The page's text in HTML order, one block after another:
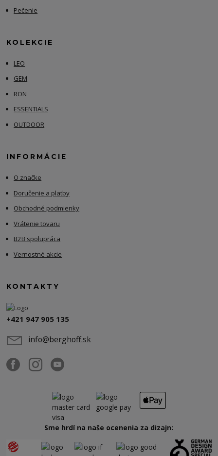
Pečenie
KOLEKCIE
LEO
GEM
RON
ESSENTIALS
OUTDOOR
INFORMÁCIE
O značke
Doručenie a platby
Obchodné podmienky
Vrátenie tovaru
B2B spolupráca
Vernostné akcie
KONTAKTY
+421 947 905 135
info@berghoff.sk
Sme hrdí na naše ocenenia za dizajn: